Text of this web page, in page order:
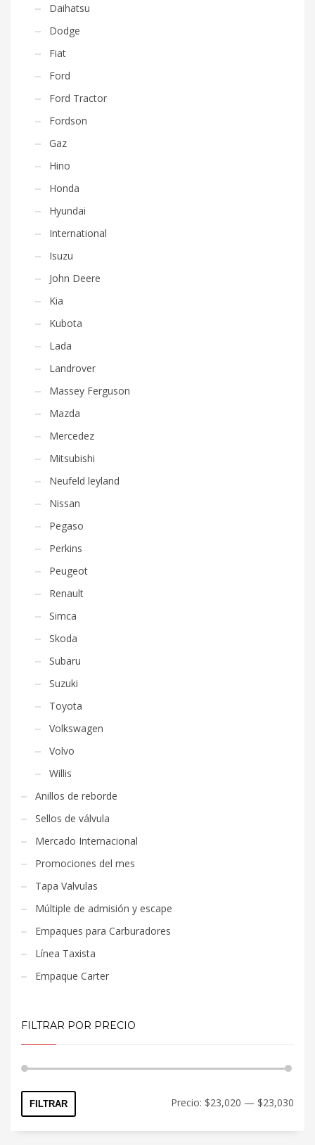
Daihatsu
Dodge
Fiat
Ford
Ford Tractor
Fordson
Gaz
Hino
Honda
Hyundai
International
Isuzu
John Deere
Kia
Kubota
Lada
Landrover
Massey Ferguson
Mazda
Mercedez
Mitsubishi
Neufeld leyland
Nissan
Pegaso
Perkins
Peugeot
Renault
Simca
Skoda
Subaru
Suzuki
Toyota
Volkswagen
Volvo
Willis
Anillos de reborde
Sellos de válvula
Mercado Internacional
Promociones del mes
Tapa Valvulas
Múltiple de admisión y escape
Empaques para Carburadores
Línea Taxista
Empaque Carter
FILTRAR POR PRECIO
FILTRAR Precio: $23,020 — $23,030